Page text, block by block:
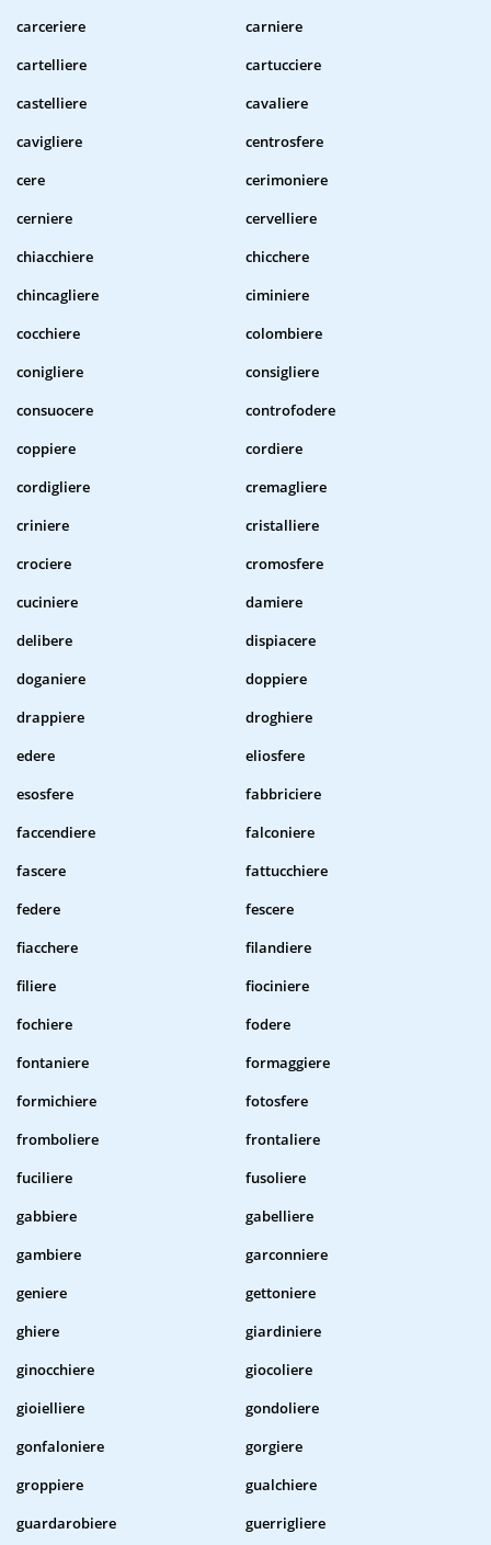
carceriere
carniere
cartelliere
cartucciere
castelliere
cavaliere
cavigliere
centrosfere
cere
cerimoniere
cerniere
cervelliere
chiacchiere
chicchere
chincagliere
ciminiere
cocchiere
colombiere
conigliere
consigliere
consuocere
controfodere
coppiere
cordiere
cordigliere
cremagliere
criniere
cristalliere
crociere
cromosfere
cuciniere
damiere
delibere
dispiacere
doganiere
doppiere
drappiere
droghiere
edere
eliosfere
esosfere
fabbriciere
faccendiere
falconiere
fascere
fattucchiere
federe
fescere
fiacchere
filandiere
filiere
fiociniere
fochiere
fodere
fontaniere
formaggiere
formichiere
fotosfere
fromboliere
frontaliere
fuciliere
fusoliere
gabbiere
gabelliere
gambiere
garconniere
geniere
gettoniere
ghiere
giardiniere
ginocchiere
giocoliere
gioielliere
gondoliere
gonfaloniere
gorgiere
groppiere
gualchiere
guardarobiere
guerrigliere